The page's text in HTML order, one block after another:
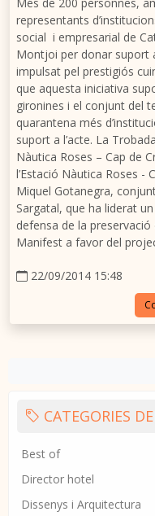
representants
social i empresarial de
Montjoi per donar suport
impulsat pel prestigiós
que aquesta iniciativa
gironines i el conjunt del
quarantena més
suport a l’acte. La
Nàutica Roses – Cap de
l’Estació Nàutica Roses -
Miquel Gotanegra,
Sargatal, que ha liderat
defensa de la
Manifest a favor del
22/09/2014 15:48
CATEGORIES
Best of
Director hotel
Dissenys i Arquitectura